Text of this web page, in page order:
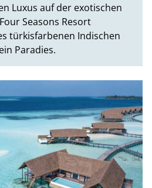
Luxus auf der exotischen
Seasons Resort
türkisfarbenen Indischen
Paradies.